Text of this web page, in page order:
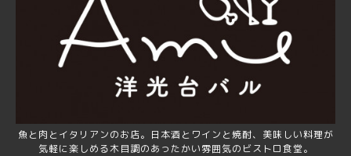
魚と肉とイタリアンのお店。日本酒とワインと焼酎、美味しい料理が
気軽に楽しめる木目調のあったかい雰囲気のビストロ食堂。